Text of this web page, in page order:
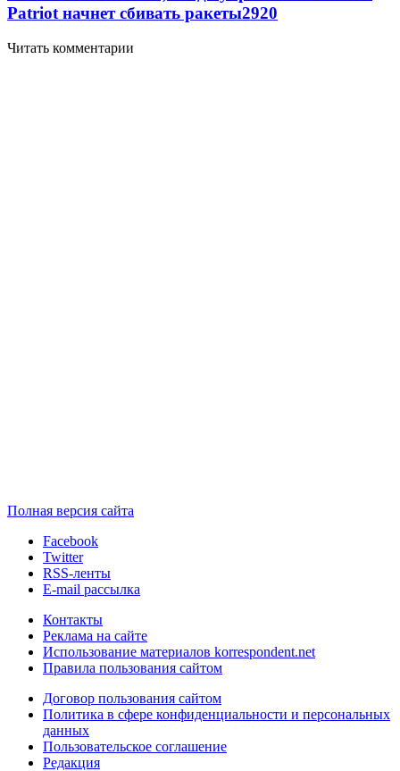
Patriot начнет сбивать ракеты2920
Читать комментарии
Полная версия сайта
Facebook
Twitter
RSS-ленты
E-mail рассылка
Контакты
Реклама на сайте
Использование материалов korrespondent.net
Правила пользования сайтом
Договор пользования сайтом
Политика в сфере конфиденциальности и персональных
данных
Пользовательское соглашение
Редакция